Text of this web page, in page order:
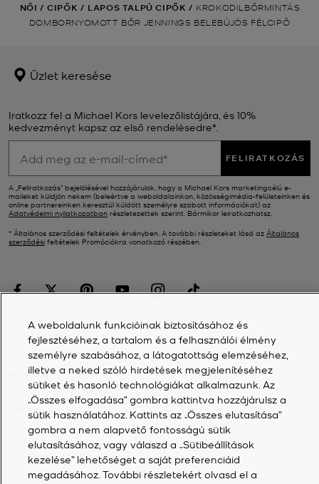
NŐI / CIPŐK / LAPOS TALPÚ CIPŐK / KROKODILBŐRMINTÁS
DOMBORNYOMOTT BŐR JENNINGS BELEBÚJÓS FÉLCIPŐ
Üzlet keresése
Iratkozz fel a Michael Kors levelezőlistájára, és 10%
kedvezményt kapsz az első rendelésedre*.
FELIRATKOZÁS
A „Feliratkozás” bejelölésével hozzájárulok, hogy a Michael Kors marketingcélú e-
maileket küldjön nekem (beleértve a weboldalainkon, közösségimédia-felületeinken és
online partnereinken keresztül küldött személyre szabott információkat) az
Adatvédelmi nyilatkozatban részletezettek szerint. Bármikor leiratkozhatsz.
* Általános szerződési feltételek érvényben. A további részleteket lásd az Általános
szerződési feltételek Promóciókra vonatkozó részében.
ÜGYFÉLSZOLGÁLAT
FIÓKOM
VÁLLALAT
2026
Michael Kors
Adatvédelmi nyilatkozat
A weboldalunk funkcióinak biztosításához és
fejlesztéséhez, a tartalom és a felhasználói élmény
személyre szabásához, a látogatottság elemzéséhez,
illetve a neked szóló hirdetések megjelenítéséhez
sütiket és hasonló technológiákat alkalmazunk. Az
„Összes elfogadása” gombra kattintva hozzájárulsz a
sütik használatához. Kattints az „Összes elutasítása”
gombra a nem alapvető fontosságú sütik
elutasításához, vagy válaszd a „Sütibeállítások
kezelése” lehetőséget a saját preferenciáid
megadásához. További részletekért olvasd el a